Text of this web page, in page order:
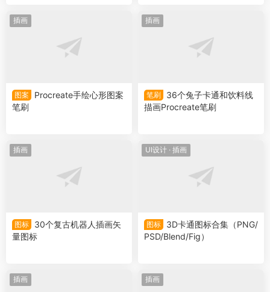
插画
图案
Procreate手绘心形图案
笔刷
插画
笔刷
36个兔子卡通和饮料线
描画Procreate笔刷
插画
图标
30个复古机器人插画矢
量图标
UI设计 · 插画
图标
3D卡通图标合集（PNG/
PSD/Blend/Fig）
插画 插画